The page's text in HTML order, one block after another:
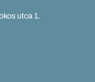
utca 1.